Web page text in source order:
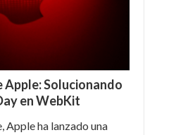
Solucionando
en WebKit
Apple ha lanzado una